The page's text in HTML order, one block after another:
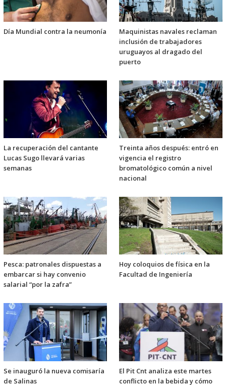
Día Mundial contra la neumonía
Maquinistas navales reclaman
inclusión de trabajadores
uruguayos al dragado del
puerto
La recuperación del cantante
Lucas Sugo llevará varias
semanas
Treinta años después: entró en
vigencia el registro
bromatológico común a nivel
nacional
Pesca: patronales dispuestas a
embarcar si hay convenio
salarial “por la zafra”
Hoy coloquios de física en la
Facultad de Ingeniería
Se inauguró la nueva comisaría
de Salinas
El Pit Cnt analiza este martes
conflicto en la bebida y cómo